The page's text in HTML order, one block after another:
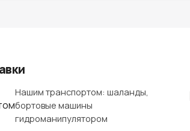
Нашим транспортом: шаланды,
бортовые машины
гидроманипулятором